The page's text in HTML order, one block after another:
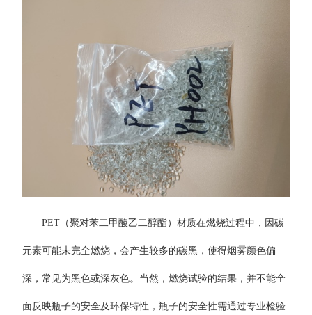
PET（聚对苯二甲酸乙二醇酯）材质在燃烧过程中，因碳
元素可能未完全燃烧，会产生较多的碳黑，使得烟雾颜色偏
深，常见为黑色或深灰色。当然，燃烧试验的结果，并不能全
面反映瓶子的安全及环保特性，瓶子的安全性需通过专业检验